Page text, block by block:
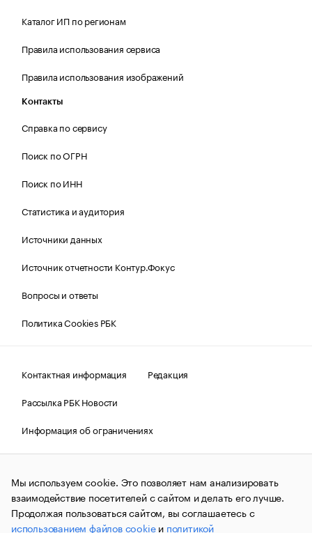
Каталог ИП по регионам
Правила использования сервиса
Правила использования изображений
Контакты
Справка по сервису
Поиск по ОГРН
Поиск по ИНН
Статистика и аудитория
Источники данных
Источник отчетности Контур.Фокус
Вопросы и ответы
Политика Cookies РБК
Контактная информация
Редакция
Рассылка РБК Новости
Информация об ограничениях
Правовая информация
О соблюдении авторских прав
© АО «РОСБИЗНЕСКОНСАЛТИНГ»,1995–2026.Сообщения
и материалы информационного агентства «РБК»
(зарегистрировано Федеральной службой по надзору в сфере
связи, информационных технологий и массовых
коммуникаций (Роскомнадзор) 09.12.2015 за номером ИА
Мы используем cookie. Это позволяет нам анализировать
взаимодействие посетителей с сайтом и делать его лучше.
Продолжая пользоваться сайтом, вы соглашаетесь с
использованием файлов cookieи политикой